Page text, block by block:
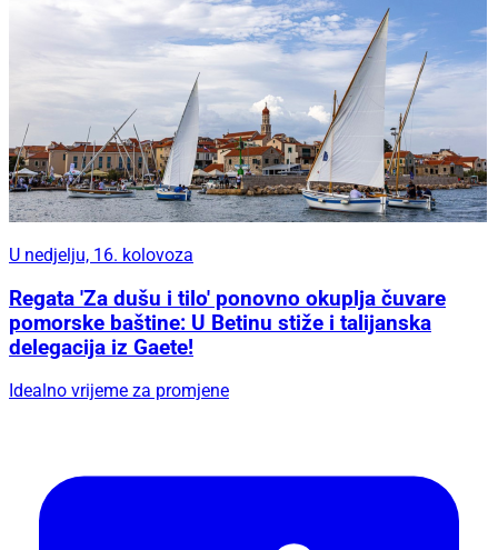
U nedjelju, 16. kolovoza
Regata 'Za dušu i tilo' ponovno okuplja čuvare
pomorske baštine: U Betinu stiže i talijanska
delegacija iz Gaete!
Idealno vrijeme za promjene